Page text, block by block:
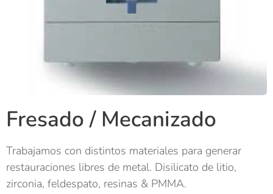
Fresado / Mecanizado
Trabajamos con distintos materiales para generar
restauraciones libres de metal. Disilicato de litio,
zirconia, feldespato, resinas & PMMA.